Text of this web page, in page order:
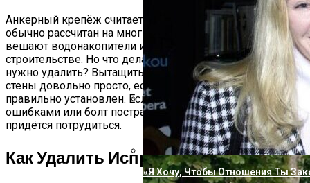
Вперевые Не Сдержал Эмоций,
«Я Хочу, Чтобы Отношения Ты
Анкерный крепёж считается наиболее надёжным и
обычно рассчитан на многие годы. Например, так
вешают водонакопители и даже части стены при
строительстве. Но что делать, если элемент полностью
нужно удалить? Вытащить анкерный болт из бетонной
стены довольно просто, если он исправен и был
правильно установлен. Если монтаж был проведён с
ошибками или болт пострадал при эксплуатации,
придётся потрудиться.
Как Удалить Исправный Анкер